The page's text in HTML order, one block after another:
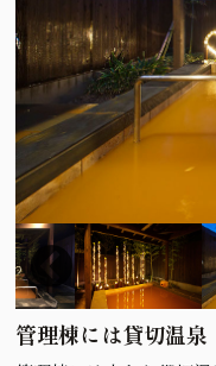
管理棟には貸切温泉